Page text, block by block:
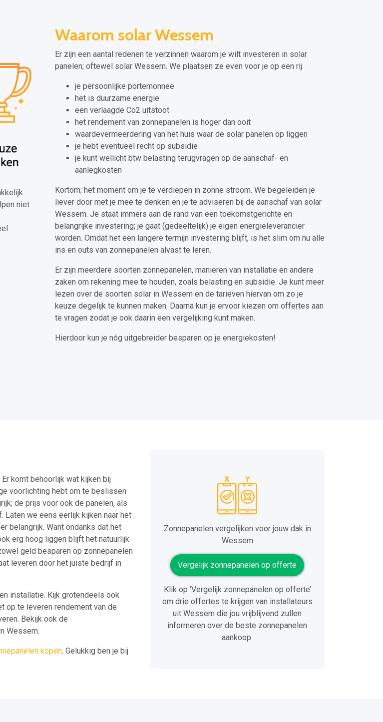
niet
Waarom solar Wessem
Er zijn een aantal redenen te verzinnen waarom je wilt investeren in solar
panelen; oftewel solar Wessem. We plaatsen ze even voor je op een rij.
je persoonlijke portemonnee
het is duurzame energie
een verlaagde Co2 uitstoot
het rendement van zonnepanelen is hoger dan ooit
waardevermeerdering van het huis waar de solar panelen op liggen
je hebt eventueel recht op subsidie
je kunt wellicht btw belasting terugvragen op de aanschaf- en
aanlegkosten
Kortom; het moment om je te verdiepen in zonne stroom. We begeleiden je
liever door met je mee te denken en je te adviseren bij de aanschaf van solar
Wessem. Je staat immers aan de rand van een toekomstgerichte en
belangrijke investering; je gaat (gedeeltelijk) je eigen energieleverancier
worden. Omdat het een langere termijn investering blijft, is het slim om nu alle
ins en outs van zonnepanelen alvast te leren.
Er zijn meerdere soorten zonnepanelen, manieren van installatie en andere
zaken om rekening mee te houden, zoals belasting en subsidie. Je kunt meer
lezen over de soorten solar in Wessem en de tarieven hiervan om zo je
keuze degelijk te kunnen maken. Daarna kun je ervoor kiezen om offertes aan
te vragen zodat je ook daarin een vergelijking kunt maken.
Hierdoor kun je nóg uitgebreider besparen op je energiekosten!
komt behoorlijk wat kijken bij
voorlichting hebt om te beslissen
de prijs voor ook de panelen, als
Laten we eens eerlijk kijken naar het
belangrijk. Want ondanks dat het
erg hoog liggen blijft het natuurlijk
geld besparen op zonnepanelen
leveren door het juiste bedrijf in
installatie. Kijk grotendeels ook
op te leveren rendement van de
Bekijk ook de
Wessem.
kopen. Gelukkig ben je bij
Zonnepanelen vergelijken voor jouw dak in
Wessem
Vergelijk zonnepanelen op offerte
Klik op ‘Vergelijk zonnepanelen op offerte’
om drie offertes te krijgen van installateurs
uit Wessem die jou vrijblijvend zullen
informeren over de beste zonnepanelen
aankoop.